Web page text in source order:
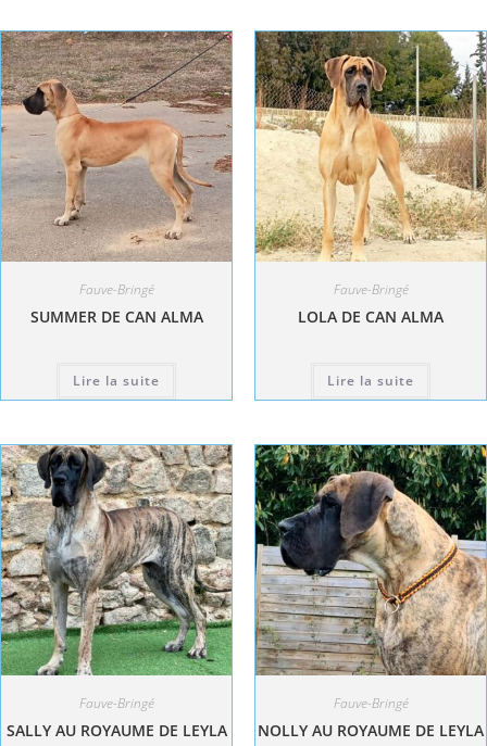
Fauve-Bringé
SUMMER DE CAN ALMA
Lire la suite
Fauve-Bringé
LOLA DE CAN ALMA
Lire la suite
Fauve-Bringé
SALLY AU ROYAUME DE LEYLA
Fauve-Bringé
NOLLY AU ROYAUME DE LEYLA